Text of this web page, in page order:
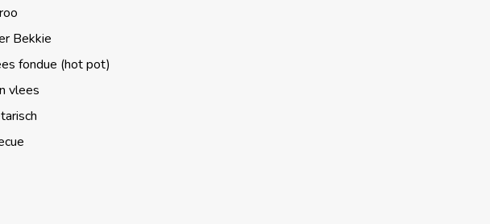
Bekkie
fondue (hot pot)
vlees